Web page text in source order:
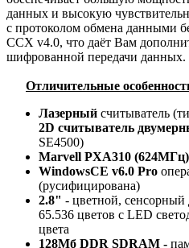
данных и высокую
с протоколом обмена данными
CCX v4.0, что даёт Вам
шифрованной передачи данных.
Отличительные
Лазерный считыватель
2D считыватель
SE4500)
Marvell PXA310 (624МГц)
WindowsCE v6.0 Pro
(русифицирована)
2.8" - цветной, сенсорный
65.536 цветов c LED
цвета
128Мб DDR SDRAM -